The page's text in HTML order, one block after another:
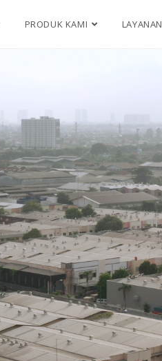
PRODUK KAMI LAYANAN